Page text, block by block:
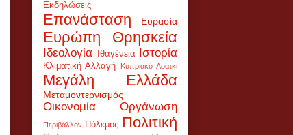
Εκδηλώσεις
Επανάσταση Ευρασία
Ευρώπη Θρησκεία
Ιδεολογία Ιθαγένεια Ιστορία
Κλιματική Αλλαγή Κυπριακό Λοατκι
Μεγάλη Ελλάδα
Μεταμοντερνισμός
Οικονομία Οργάνωση
Περιβάλλον Πόλεμος Πολιτική